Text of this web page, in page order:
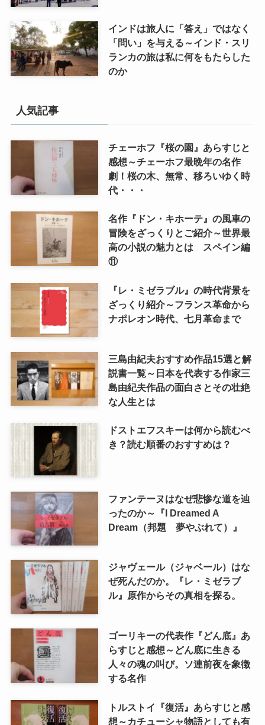
インドは旅人に「答え」ではなく
「問い」を与える～インド・スリ
ランカの旅は私に何をもたらした
のか
人気記事
チェーホフ『桜の園』あらすじと
感想～チェーホフ最晩年の名作
劇！桜の木、無常、移ろいゆく時
代・・・
名作『ドン・キホーテ』の風車の
冒険をざっくりとご紹介～世界最
高の小説の魅力とは スペイン編
⑪
『レ・ミゼラブル』の時代背景を
ざっくり紹介～フランス革命から
ナポレオン時代、七月革命まで
三島由紀夫おすすめ作品15選と解
説書一覧～日本を代表する作家三
島由紀夫作品の面白さとその壮絶
な人生とは
ドストエフスキーは何から読むべ
き？読む順番のおすすめは？
ファンテーヌはなぜ悲惨な道を辿
ったのか～『I Dreamed A
Dream（邦題 夢やぶれて）』
ジャヴェール（ジャベール）はな
ぜ死んだのか。『レ・ミゼラブ
ル』原作からその真相を探る。
ゴーリキーの代表作『どん底』あ
らすじと感想～どん底に生きる
人々の魂の叫び。ソ連前夜を象徴
する名作
トルストイ『復活』あらすじと感
想～カチューシャ物語としても有